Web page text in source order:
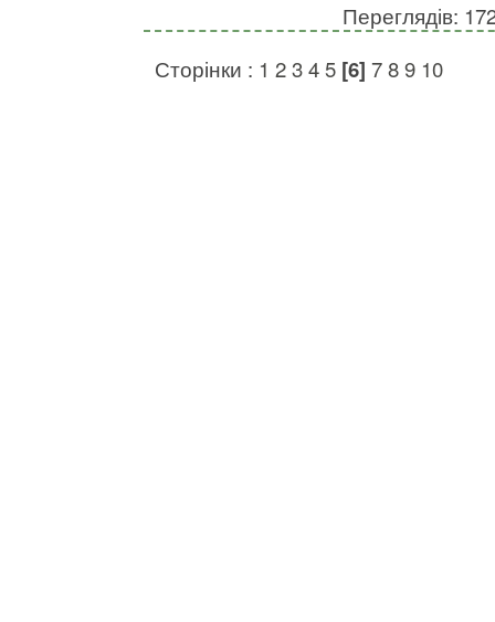
Переглядів:
Сторінки : 1 2345 [6] 789 10